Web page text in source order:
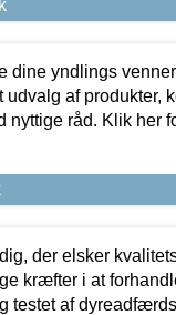
dine yndlings
af produkter,
nyttige råd. Klik her
der elsker
kræfter i at
testet af